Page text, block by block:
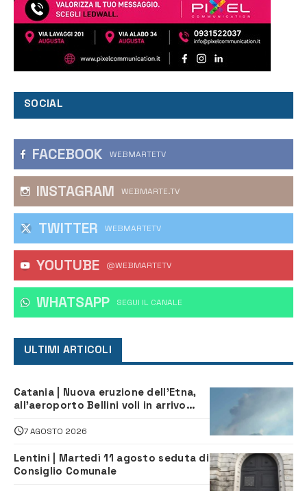
SOCIAL
FACEBOOK WEBMARTETV
INSTAGRAM WEBMARTE.TV
TWITTER WEBMARTETV
YOUTUBE @WEBMARTETV
WHATSAPP ‎SEGUI IL CANALE
ULTIMI ARTICOLI
Catania | Nuova eruzione dell’Etna,
all’aeroporto Bellini voli in arrivo
7 AGOSTO 2026
Lentini | Martedì 11 agosto seduta di
Consiglio Comunale